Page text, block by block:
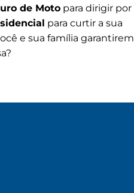
de Moto para dirigir por
para curtir a sua
e sua família garantirem